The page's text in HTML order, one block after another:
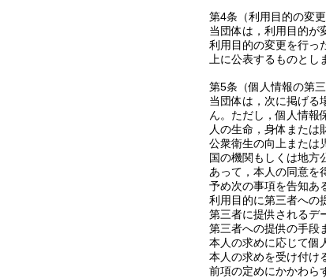
第4条（利用目的の変更
当団体は，利用目的が
利用目的の変更を行っ
上に公表するものとし
第5条（個人情報の第三
当団体は，次に掲げる
ん。ただし，個人情報
人の生命，身体または
公衆衛生の向上または
国の機関もしくは地方
あって，本人の同意を
予め次の事項を告知あ
利用目的に第三者への
第三者に提供されるデ
第三者への提供の手段
本人の求めに応じて個
本人の求めを受け付け
前項の定めにかかわら